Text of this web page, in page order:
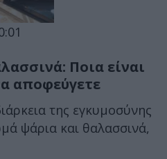
Ποια είναι
αποφεύγετε
της εγκυμοσύνης
ψάρια και θαλασσινά,